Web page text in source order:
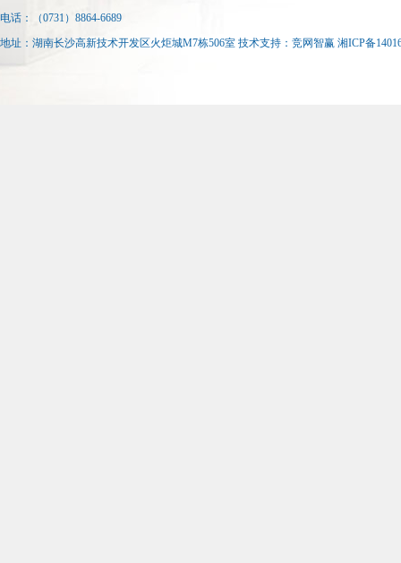
电话：（0731）8864-6689
地址：湖南长沙高新技术开发区火炬城M7栋506室 技术支持： 竞网智赢 湘ICP备